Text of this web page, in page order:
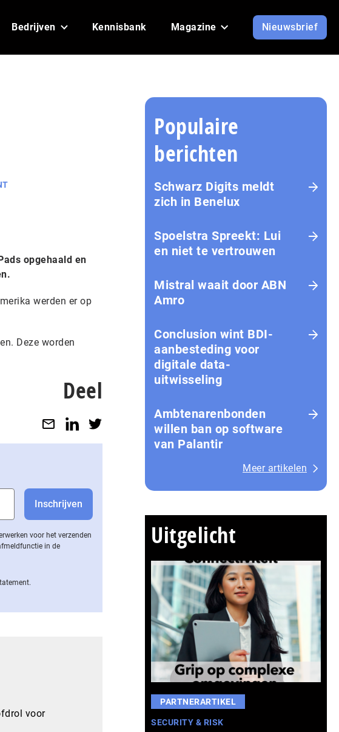
Bedrijven Kennisbank Magazine Nieuwsbrief
opgehaald en
werden er op
Deze worden
Deel
voor het verzenden
in de
voor
Populaire
berichten
Schwarz Digits meldt
zich in Benelux
Spoelstra Spreekt: Lui
en niet te vertrouwen
Mistral waait door ABN
Amro
Conclusion wint BDI-
aanbesteding voor
digitale data-
uitwisseling
Ambtenarenbonden
willen ban op software
van Palantir
Meer artikelen
Uitgelicht
PARTNERARTIKEL
SECURITY & RISK